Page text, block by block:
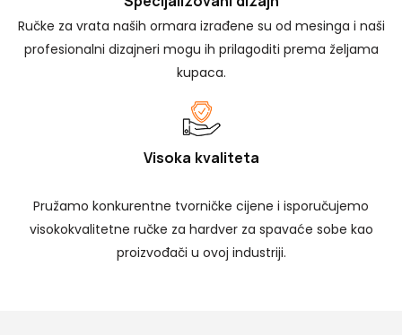
Ručke za vrata naših ormara izrađene su od mesinga i naši
profesionalni dizajneri mogu ih prilagoditi prema željama
kupaca.
Visoka kvaliteta
Pružamo konkurentne tvorničke cijene i isporučujemo
visokokvalitetne ručke za hardver za spavaće sobe kao
proizvođači u ovoj industriji.